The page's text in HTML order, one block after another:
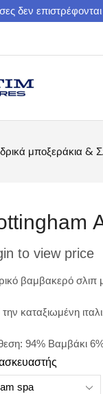
δεν
μποξεράκια &
to view price
βαμβακερό σλιπ
καταξιωμένη
94% Bαμβάκι